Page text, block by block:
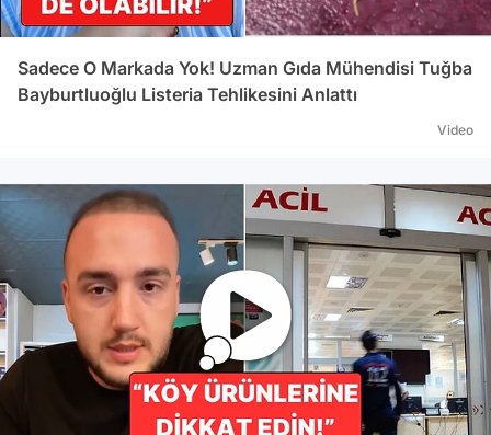
Sadece O Markada Yok! Uzman Gıda Mühendisi Tuğba
Bayburtluoğlu Listeria Tehlikesini Anlattı
Video